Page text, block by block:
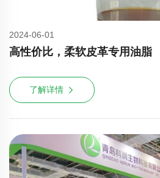
2024-06-01
高性价比，柔软皮革专用油脂
了解详情